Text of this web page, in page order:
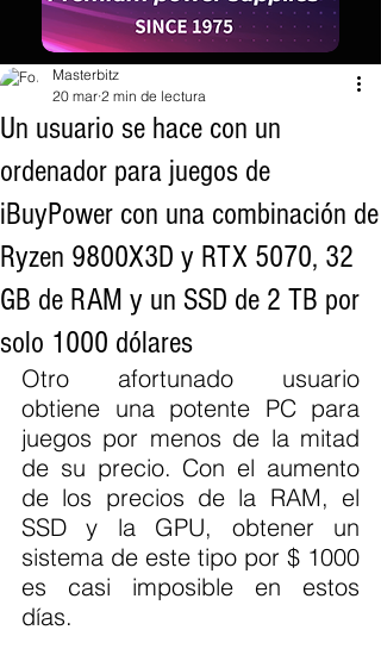
Un usuario se hace con un
ordenador para juegos de
iBuyPower con una combinación de
Ryzen 9800X3D y RTX 5070, 32
GB de RAM y un SSD de 2 TB por
solo 1000 dólares
Masterbitz
20 mar 2 min de lectura
Otro afortunado usuario
obtiene una potente PC para
juegos por menos de la mitad
de su precio. Con el aumento
de los precios de la RAM, el
SSD y la GPU, obtener un
sistema de este tipo por $ 1000
es casi imposible en estos
días.